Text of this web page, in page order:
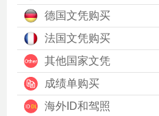
德国文凭购买
法国文凭购买
其他国家文凭
成绩单购买
海外ID和驾照